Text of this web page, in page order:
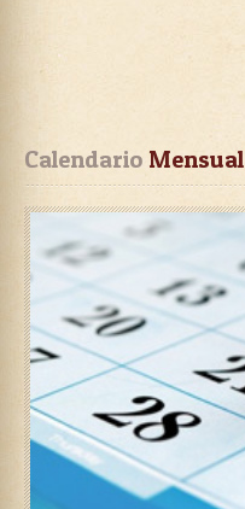
Calendario Mensual